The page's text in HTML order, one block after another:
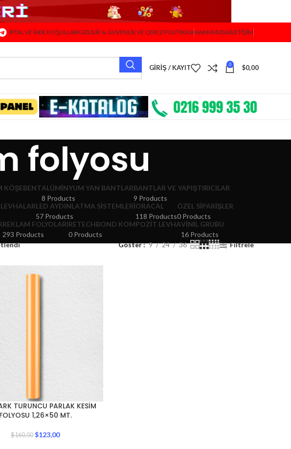
İPTAL VE İADE KOŞULLARIGIZLILIK & GÜVENLIK VE ÇEREZ POLITIKASIHAKKIMIZDAİLETIŞIM
GIRIŞ / KAYIT 0 $0,00
folyosu
KÖŞEBENTALÜMINYUM YAN BANTLAR
8 Products
BANTLAR VE YAPIŞTIRICILAR
9 Products
LED AYDINLATMA SISTEMLERI
57 Products
ORACAL
118 Products
ÖZEL SIPARIŞLER
0 Products
REKLAM FOLYOLARI
293 Products
RETECHBOND KOMPOZIT LEVHA
0 Products
VINIL GRUBU
16 Products
Göster 9 24 36 Filtrele
TURUNCU PARLAK KESİM
FOLYOSU 1,26×50 MT.
$160,00 $123,00